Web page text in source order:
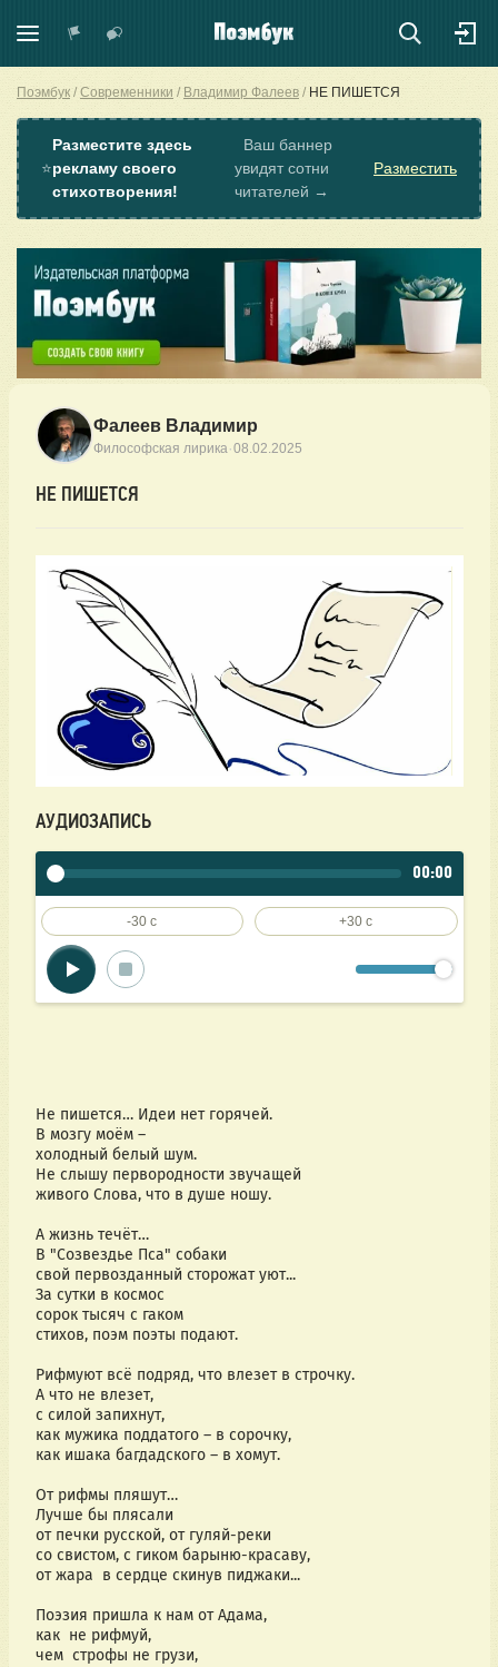
Поэмбук Современники Владимир Фалеев НЕ ПИШЕТСЯ
⭐
Разместите здесь
рекламу своего
стихотворения!
Ваш баннер
увидят сотни
читателей →
Разместить
Фалеев Владимир
Философская лирика·08.02.2025
НЕ ПИШЕТСЯ
АУДИОЗАПИСЬ
00:00
-30 c +30 c
Не пишется… Идеи нет горячей.
В мозгу моём –
холодный белый шум.
Не слышу первородности звучащей
живого Слова, что в душе ношу.
А жизнь течёт…
В "Созвездье Пса" собаки
свой первозданный сторожат уют...
За сутки в космос
сорок тысяч с гаком
стихов, поэм поэты подают.
Рифмуют всё подряд, что влезет в строчку.
А что не влезет,
с силой запихнут,
как мужика поддатого – в сорочку,
как ишака багдадского – в хомут.
От рифмы пляшут…
Лучше бы плясали
от печки русской, от гуляй-реки
со свистом, с гиком барыню-красаву,
от жара  в сердце скинув пиджаки...
Поэзия пришла к нам от Адама,
как  не рифмуй,
чем  строфы не грузи,